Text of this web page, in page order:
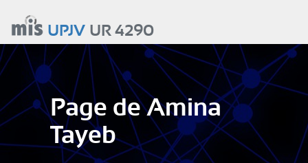
contenu
principal
UPJVUR 4290
Page de Amina
Tayeb